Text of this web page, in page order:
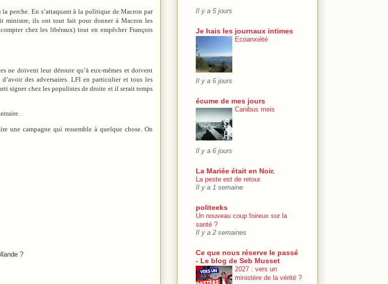
perche. En s’attaquant à la politique de Macron par
ministre, ils ont tout fait pour donner à Macron les
chez les libéraux) tout en empêcher François
ne doivent leur déroute qu’à eux-mêmes et doivent
des adversaires. LFI en particulier et tous les
signer chez les populistes de droite et il serait temps
une campagne qui ressemble à quelque chose. On
?
Il y a 5 jours
Je hais les journaux intimes
Ecoanxiété
Il y a 6 jours
écume de mes jours
Canibus meis
Il y a 6 jours
La Mariée était en Noir.
La peste est de retour.
Il y a 1 semaine
politeeks
Un nouveau coup foireux sur la
santé ?
Il y a 2 semaines
Ce que nous réserve le passé
- Le blog de Seb Musset
2027 : vers un
ministère de la vérité ?